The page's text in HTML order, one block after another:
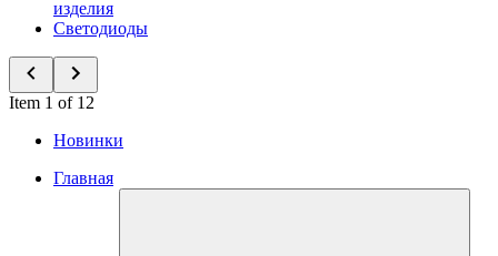
изделия
Светодиоды
Item 1 of 12
Новинки
Главная